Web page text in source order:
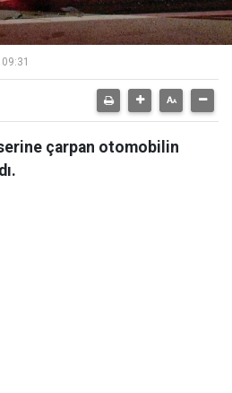
çarpan otomobilin